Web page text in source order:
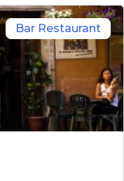
Bar Restaurant